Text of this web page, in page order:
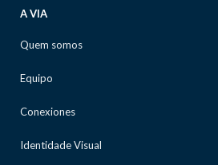
A VIA
Quem somos
Equipo
Conexiones
Identidade Visual